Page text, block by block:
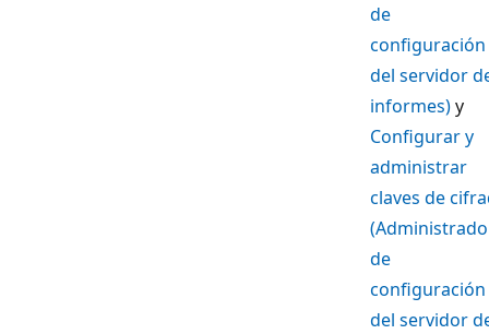
de
configuración
del servidor
informes)y
Configurar y
administrar
claves de
de
configuración
del servidor